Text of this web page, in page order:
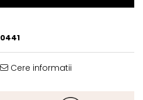
Cere informatii